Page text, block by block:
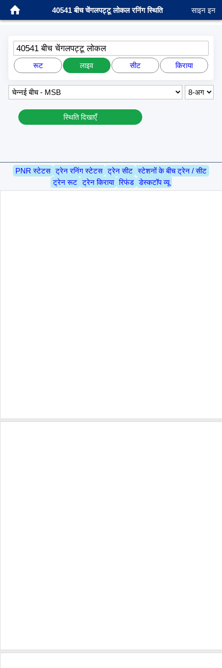
40541 बीच चेंगलपट्टू लोकल रनिंग स्थिति साइन इन
40541 बीच चेंगलपट्टू लोकल
रूट लाइव सीट किराया
स्थिति दिखाएँ
PNR स्टेटस ट्रेन रनिंग स्टेटस ट्रेन सीट स्टेशनों के बीच ट्रेन / सीट
ट्रेन रूट ट्रेन किराया रिफंड डेस्कटॉप व्यू